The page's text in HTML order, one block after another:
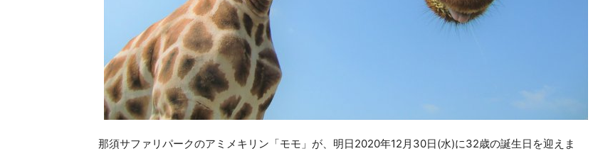
那須サファリパークのアミメキリン「モモ」が、明日2020年12月30日(水)に32歳の誕生日を迎えま